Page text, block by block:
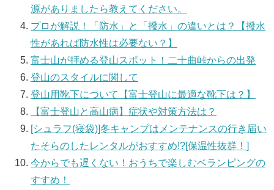
源がありましたら教えてください。
プロが解説！「防水」と「撥水」の違いとは？【撥水
性があれば防水性は必要ない？】
富士山が拝める登山スポット！二十曲峠からの出発
登山のスタイルに関して
登山用靴下について【富士登山に最適な靴下は？】
【富士登山と高山病】症状や対策方法は？
[シュラフ(寝袋)]冬キャンプはメンテナンスの行き届い
たそらのしたレンタルがおすすめ!?[保温性抜群！]
今からでも遅くない！おうちで楽しむベランピングの
すすめ！